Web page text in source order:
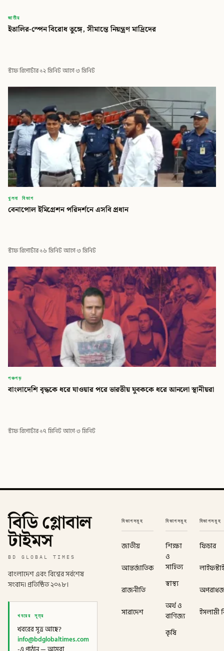
বিডি
বিডি গ্লোবাল টাইমস
জাতীয়
ইতালির-স্পেন বিরোধ তুঙ্গে, সীমান্তে নিয়ন্ত্রণ মাদ্রিদের
স্টাফ রিপোর্টার·১২ মিনিট আগে·৩ মিনিট
খুলনা বিভাগ
বেনাপোল ইমিগ্রেশন পরিদর্শনে এসবি প্রধান
স্টাফ রিপোর্টার·১৬ মিনিট আগে·৩ মিনিট
পঞ্চগড়
বাংলাদেশি বৃদ্ধকে ধরে যাওয়ার পরে ভারতীয় যুবককে ধরে আনলো স্থানীয়রা
স্টাফ রিপোর্টার·১৭ মিনিট আগে·৩ মিনিট
বিডি গ্লোবাল
টাইমস
BD GLOBAL TIMES
বাংলাদেশ এবং বিশ্বের সর্বশেষ
সংবাদ। প্রতিষ্ঠিত ২০১৮।
খবরের সূত্র
খবরের সূত্র আছে?
info@bdglobaltimes.com
বিভাগসমূহ
জাতীয়
আন্তর্জাতিক
রাজনীতি
সারাদেশ
বিভাগসমূহ
শিক্ষা
ও
সাহিত্য
স্বাস্থ্য
অর্থ ও
বাণিজ্য
কৃষি
বিভাগসমূহ
ফিচার
ইসলামী